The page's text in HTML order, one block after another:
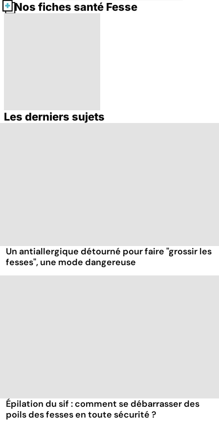
Nos fiches santé Fesse
Faire du sport à
Les derniers sujets
Un antiallergique détourné pour faire "grossir les
fesses", une mode dangereuse
Épilation du sif : comment se débarrasser des
poils des fesses en toute sécurité ?